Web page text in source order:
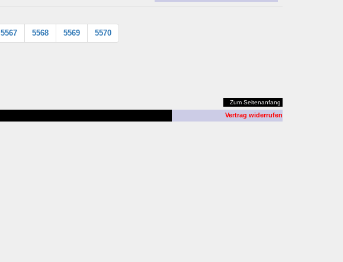
5567 5568 5569 5570
Zum Seitenanfang
Vertrag widerrufen